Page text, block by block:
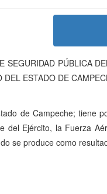
PÚBLICA
ESTADO DE
de Campeche; tiene
del Ejército, la Fuerza
se produce como